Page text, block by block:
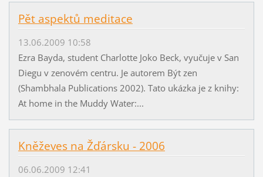
Pět aspektů meditace
13.06.2009 10:58
Ezra Bayda, student Charlotte Joko Beck, vyučuje v San
Diegu v zenovém centru. Je autorem Být zen
(Shambhala Publications 2002). Tato ukázka je z knihy:
At home in the Muddy Water:...
Kněževes na Žďársku - 2006
06.06.2009 12:41